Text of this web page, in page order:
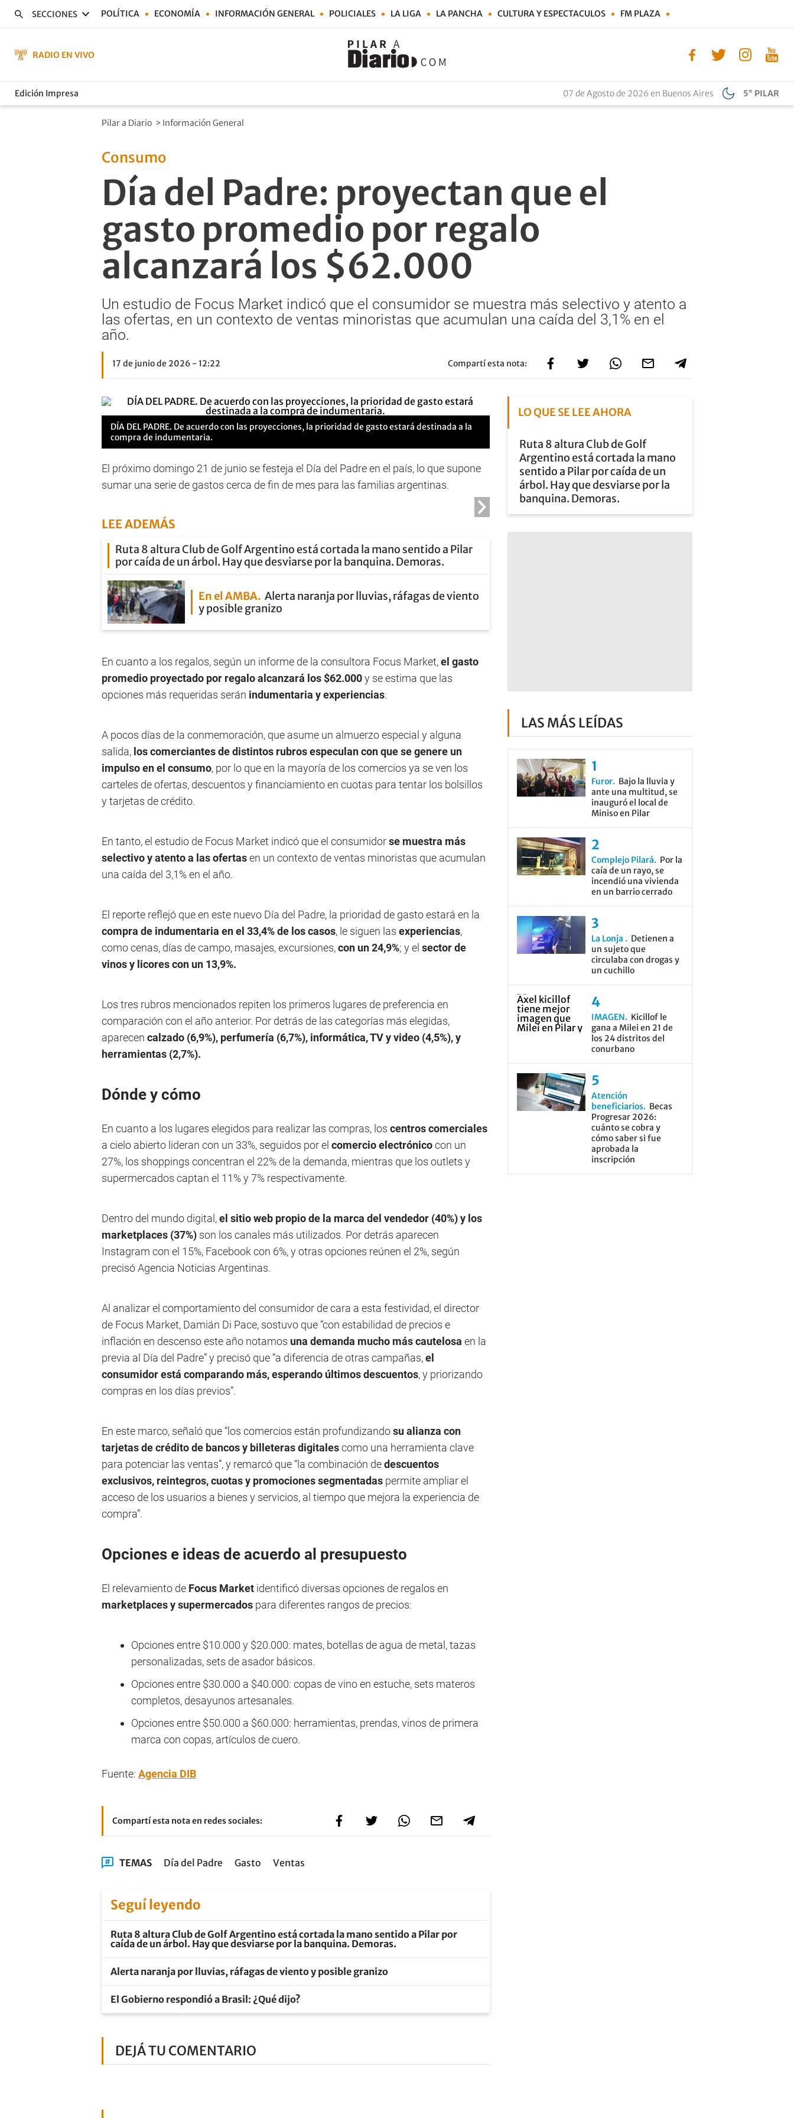
SECCIONES POLÍTICA ECONOMÍA INFORMACIÓN GENERAL POLICIALES LA LIGA LA PANCHA CULTURA Y ESPECTACULOS FM PLAZA
RADIO EN VIVO
Edición Impresa 07 de Agosto de 2026 en Buenos Aires 5° PILAR
Pilar a Diario > Información General
Consumo
Día del Padre: proyectan que el
gasto promedio por regalo
alcanzará los $62.000
Un estudio de Focus Market indicó que el consumidor se muestra más selectivo y atento a
las ofertas, en un contexto de ventas minoristas que acumulan una caída del 3,1% en el
año.
17 de junio de 2026 - 12:22 Compartí esta nota:
DÍA DEL PADRE. De acuerdo con las proyecciones, la prioridad de gasto estará destinada a la
compra de indumentaria.
El próximo domingo 21 de junio se festeja el Día del Padre en el país, lo que supone
sumar una serie de gastos cerca de fin de mes para las familias argentinas.
LEE ADEMÁS
Ruta 8 altura Club de Golf Argentino está cortada la mano sentido a Pilar
por caída de un árbol. Hay que desviarse por la banquina. Demoras.
En el AMBA Alerta naranja por lluvias, ráfagas de viento
y posible granizo
En cuanto a los regalos, según un informe de la consultora Focus Market,el gasto
promedio proyectado por regalo alcanzará los $62.000y se estima que las
opciones más requeridas serán indumentaria y experiencias.
A pocos días de la conmemoración, que asume un almuerzo especial y alguna
salida, los comerciantes de distintos rubros especulan con que se genere un
impulso en el consumo, por lo que en la mayoría de los comercios ya se ven los
carteles de ofertas, descuentos y financiamiento en cuotas para tentar los bolsillos
y tarjetas de crédito.
En tanto, el estudio de Focus Market indicó que el consumidorse muestra más
selectivo y atento a las ofertasen un contexto de ventas minoristas que acumulan
una caída del 3,1% en el año.
El reporte reflejó que en este nuevo Día del Padre, la prioridad de gasto estará en la
compra de indumentaria en el 33,4% de los casos, le siguen las experiencias,
como cenas, días de campo, masajes, excursiones,con un 24,9%; y el sector de
vinos y licores con un 13,9%.
Los tres rubros mencionados repiten los primeros lugares de preferencia en
comparación con el año anterior. Por detrás de las categorías más elegidas,
aparecen calzado (6,9%), perfumería (6,7%), informática, TV y video (4,5%), y
herramientas (2,7%).
Dónde y cómo
En cuanto a los lugares elegidos para realizar las compras, los centros comerciales
a cielo abierto lideran con un 33%, seguidos por el comercio electrónicocon un
27%, los shoppings concentran el 22% de la demanda, mientras que los outlets y
supermercados captan el 11% y 7% respectivamente.
Dentro del mundo digital,el sitio web propio de la marca del vendedor (40%) y los
marketplaces (37%) son los canales más utilizados. Por detrás aparecen
Instagram con el 15%, Facebook con 6%, y otras opciones reúnen el 2%, según
precisó Agencia Noticias Argentinas.
Al analizar el comportamiento del consumidor de cara a esta festividad, el director
de Focus Market, Damián Di Pace, sostuvo que “con estabilidad de precios e
inflación en descenso este año notamos una demanda mucho más cautelosa en la
previa al Día del Padre” y precisó que “a diferencia de otras campañas,el
consumidor está comparando más, esperando últimos descuentos, y priorizando
compras en los días previos”.
En este marco, señaló que “los comercios están profundizandosu alianza con
tarjetas de crédito de bancos y billeteras digitalescomo una herramienta clave
para potenciar las ventas”, y remarcó que “la combinación dedescuentos
exclusivos, reintegros, cuotas y promociones segmentadas permite ampliar el
acceso de los usuarios a bienes y servicios, al tiempo que mejora la experiencia de
compra”.
Opciones e ideas de acuerdo al presupuesto
El relevamiento de Focus Market identificó diversas opciones de regalos en
marketplaces y supermercados para diferentes rangos de precios:
Opciones entre $10.000 y $20.000: mates, botellas de agua de metal, tazas
personalizadas, sets de asador básicos.
Opciones entre $30.000 a $40.000: copas de vino en estuche, sets materos
completos, desayunos artesanales.
Opciones entre $50.000 a $60.000: herramientas, prendas, vinos de primera
marca con copas, artículos de cuero.
Fuente: Agencia DIB
Compartí esta nota en redes sociales:
TEMAS Día del Padre Gasto Ventas
Seguí leyendo
Ruta 8 altura Club de Golf Argentino está cortada la mano sentido a Pilar por
caída de un árbol. Hay que desviarse por la banquina. Demoras.
Alerta naranja por lluvias, ráfagas de viento y posible granizo
El Gobierno respondió a Brasil: ¿Qué dijo?
DEJÁ TU COMENTARIO
LO QUE SE LEE AHORA
Ruta 8 altura Club de Golf
Argentino está cortada la mano
sentido a Pilar por caída de un
árbol. Hay que desviarse por la
banquina. Demoras.
LAS MÁS LEÍDAS
Furor
Bajo la lluvia y
ante una multitud, se
inauguró el local de
Miniso en Pilar
Complejo Pilará
Por la
caía de un rayo, se
incendió una vivienda
en un barrio cerrado
La Lonja
Detienen a
un sujeto que
circulaba con drogas y
un cuchillo
IMAGEN
Kicillof le
gana a Milei en 21 de
los 24 distritos del
conurbano
Atención
beneficiarios
Becas
Progresar 2026:
cuánto se cobra y
cómo saber si fue
aprobada la
inscripción